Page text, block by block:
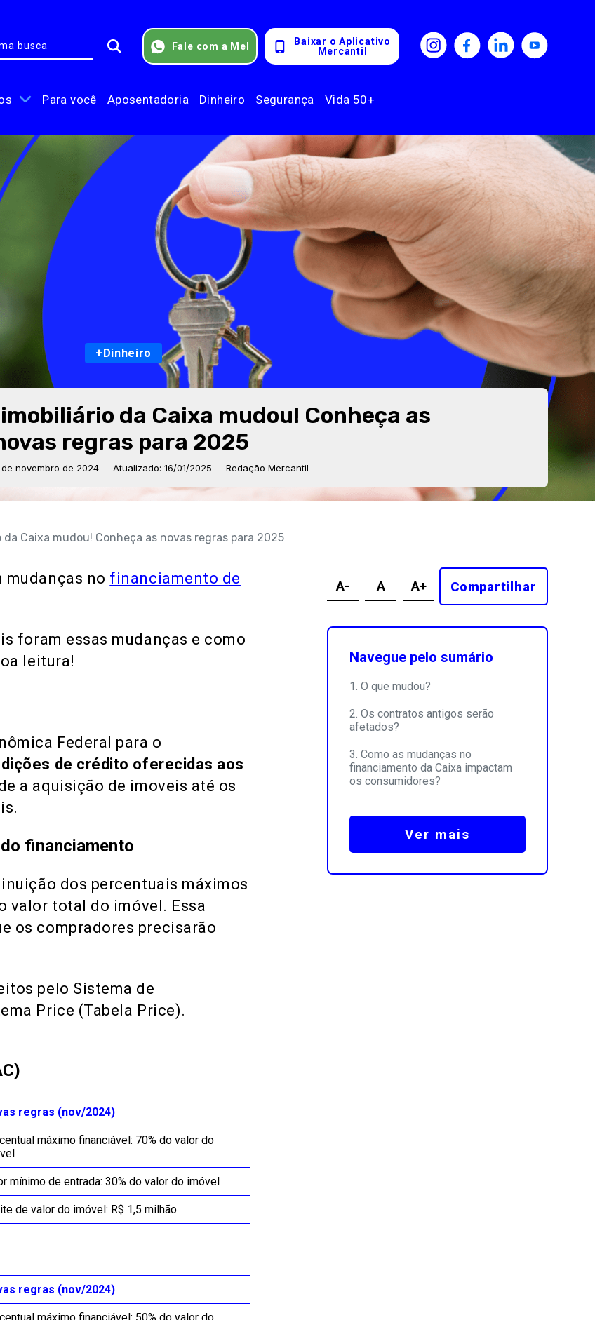
Fale com a Mel
Baixar o Aplicativo
Mercantil
Para você Aposentadoria Dinheiro Segurança Vida 50+
+Dinheiro
da Caixa mudou! Conheça as
regras para 2025
novembro de 2024 Atualizado: 16/01/2025 Redação Mercantil
Caixa mudou! Conheça as novas regras para 2025
mudanças no financiamento de
foram essas mudanças e como
leitura!
Federal para o
de crédito oferecidas aos
a aquisição de imoveis até os
financiamento
dos percentuais máximos
valor total do imóvel. Essa
os compradores precisarão
pelo Sistema de
Price (Tabela Price).
regras (nov/2024)
máximo financiável: 70% do valor do
mínimo de entrada: 30% do valor do imóvel
de valor do imóvel: R$ 1,5 milhão
regras (nov/2024)
A- A A+ Compartilhar
Navegue pelo sumário
O que mudou?
Os contratos antigos serão
afetados?
Como as mudanças no
financiamento da Caixa impactam
os consumidores?
Ver mais